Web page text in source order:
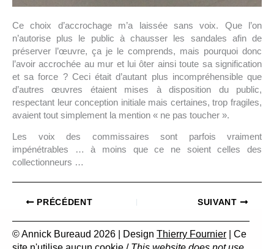
Ce choix d’accrochage m’a laissée sans voix. Que l’on
n’autorise plus le public à chausser les sandales afin de
préserver l’œuvre, ça je le comprends, mais pourquoi donc
l’avoir accrochée au mur et lui ôter ainsi toute sa signification
et sa force ? Ceci était d’autant plus incompréhensible que
d’autres œuvres étaient mises à disposition du public,
respectant leur conception initiale mais certaines, trop fragiles,
avaient tout simplement la mention « ne pas toucher ».
Les voix des commissaires sont parfois vraiment
impénétrables … à moins que ce ne soient celles des
collectionneurs …
PRÉCÉDENT SUIVANT
© Annick Bureaud 2026 | Design Thierry Fournier | Ce